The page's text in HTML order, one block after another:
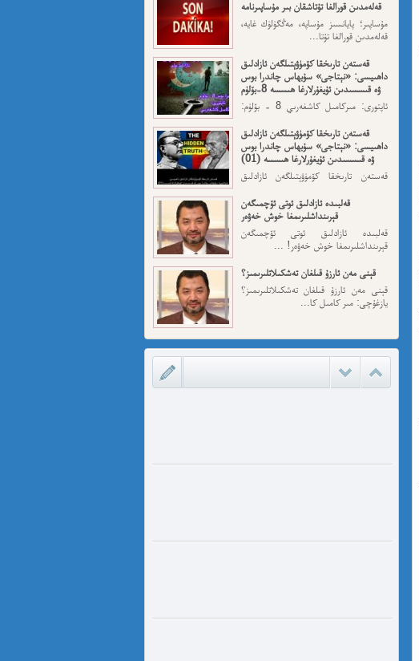
قەلەمدىن قورالغا تۇتاشقان بىر مۇساپىرنامە
مۇساپىر؛ پايانسىز مۇساپە، مەڭگۈلۈك غايە،
قەلەمدىن قورالغا تۇتا...
قەستەن تارىخقا كۆمۈۋېتىلگەن ئازادلىق
داھىيسى: «نېتاجى» سۇبھاس چاندرا بوس
ۋە قىسسىدىن ئۇيغۇرلارغا ھىسسە 8-بۆلۈم
ئاپتورى: مىركامىل كاشغەرىي 8 - بۆلۈم:
قەستەن تارىخقا كۆمۈۋېتىلگەن ئازادلىق
داھىيسى: «نېتاجى» سۇبھاس چاندرا بوس
ۋە قىسسىدىن ئۇيغۇرلارغا ھىسسە (01)
قەستەن تارىخقا كۆمۈۋېتىلگەن ئازادلىق
قەلبىدە ئازادلىق ئوتى ئۆچمىگەن
قېرىنداشلىرىمغا خوش خەۋەر
قەلبىدە ئازادلىق ئوتى ئۆچمىگەن
قېرىنداشلىرىمغا خوش خەۋەر! ...
قېنى مەن ئارزۇ قىلغان تەشكىلاتلىرىمىز؟
قېنى مەن ئارزۇ قىلغان تەشكىلاتلىرىمىز؟
يازغۇچى: مىر كامىل كا...
مەھمەت ئىمىن: نىشاندىن قايغان نەفرەت
نىشاندىن قايغان نەفرەت مەھمەت ئىمىن
پىسخىكا ئىلىمىدا «D...
شۆھرەت ھوشۇر- خەيىر خوش، ئەركىن